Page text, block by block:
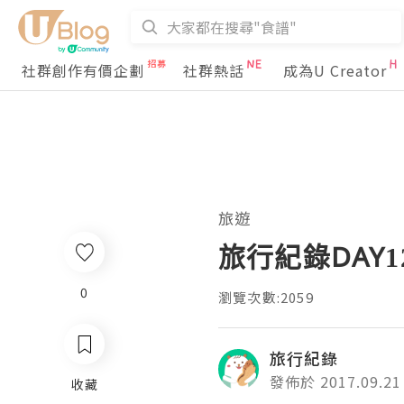
社群創作有價企劃 社群熱話 成為U Creator
0
收藏
旅遊
旅行紀錄
瀏覽次數:2059
旅行紀錄
發佈於 2017.09.21